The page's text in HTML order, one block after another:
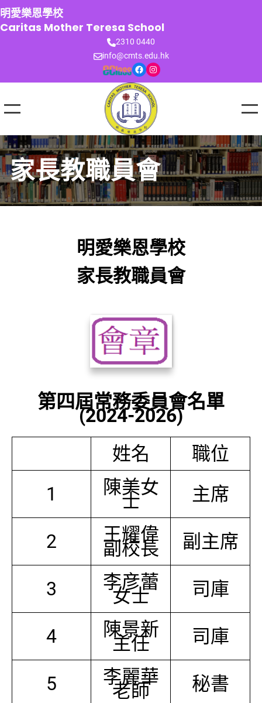
跳
至
主
明愛樂恩學校
Caritas Mother Teresa School
2310 0440
info@cmts.edu.hk
Facebook Instagram
家長教職員會
明愛樂恩學校
家長教職員會
第四屆常務委員會名單
(2024-2026)
姓名
職位
1
陳美女
士 主席
2 王耀偉
副校長 副主席
3 李彦蕾
女士 司庫
4 陳景新
主任 司庫
5 李麗華
老師 秘書